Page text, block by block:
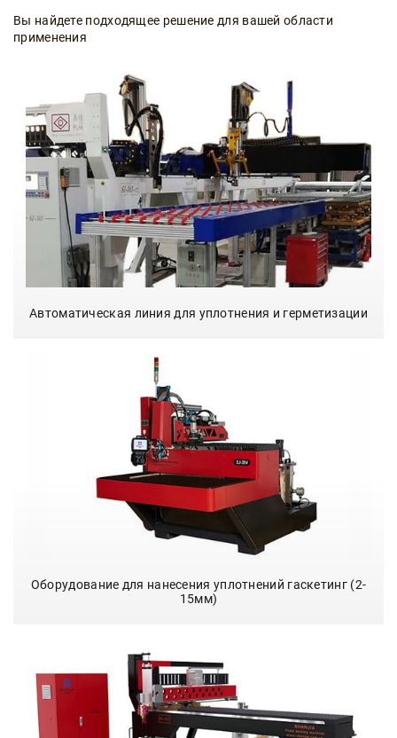
Вы найдете подходящее решение для вашей области
применения
Автоматическая линия для уплотнения и герметизации
Оборудование для нанесения уплотнений гаскетинг (2-
15мм)